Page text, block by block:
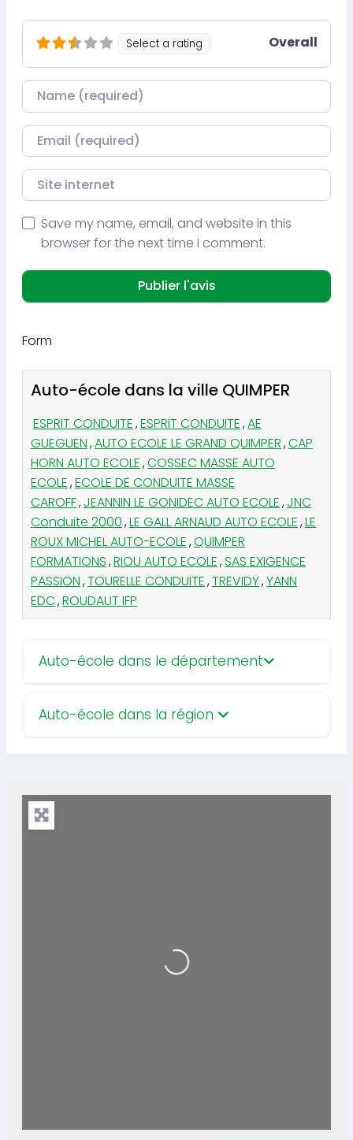
Select a rating Overall
Nom
Courriel
Site internet
Save my name, email, and website in this
browser for the next time I comment.
Form
Auto-école dans la ville QUIMPER
ESPRIT CONDUITE,ESPRIT CONDUITE,AE
GUEGUEN,AUTO ECOLE LE GRAND QUIMPER,CAP
HORN AUTO ECOLE,COSSEC MASSE AUTO
ECOLE,ECOLE DE CONDUITE MASSE
CAROFF,JEANNIN LE GONIDEC AUTO ECOLE,JNC
Conduite 2000,LE GALL ARNAUD AUTO ECOLE,LE
ROUX MICHEL AUTO-ECOLE,QUIMPER
FORMATIONS,RIOU AUTO ECOLE,SAS EXIGENCE
PASSION,TOURELLE CONDUITE,TREVIDY,YANN
EDC,ROUDAUT IFP
Auto-école dans le département
Auto-école dans la région
Loading...